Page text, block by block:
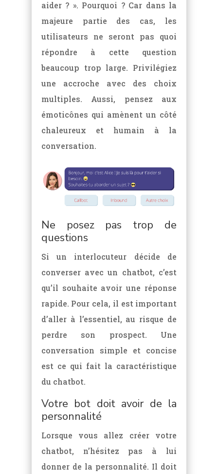
aider ? ». Pourquoi ? Car dans la
majeure partie des cas, les
utilisateurs ne seront pas quoi
répondre à cette question
beaucoup trop large. Privilégiez
une accroche avec des choix
multiples. Aussi, pensez aux
émoticônes qui amènent un côté
chaleureux et humain à la
conversation.
Ne posez pas trop de
questions
Si un interlocuteur décide de
converser avec un chatbot, c’est
qu’il souhaite avoir une réponse
rapide. Pour cela, il est important
d’aller à l’essentiel, au risque de
perdre son prospect. Une
conversation simple et concise
est ce qui fait la caractéristique
du chatbot.
Votre bot doit avoir de la
personnalité
Lorsque vous allez créer votre
chatbot, n’hésitez pas à lui
donner de la personnalité. Il doit